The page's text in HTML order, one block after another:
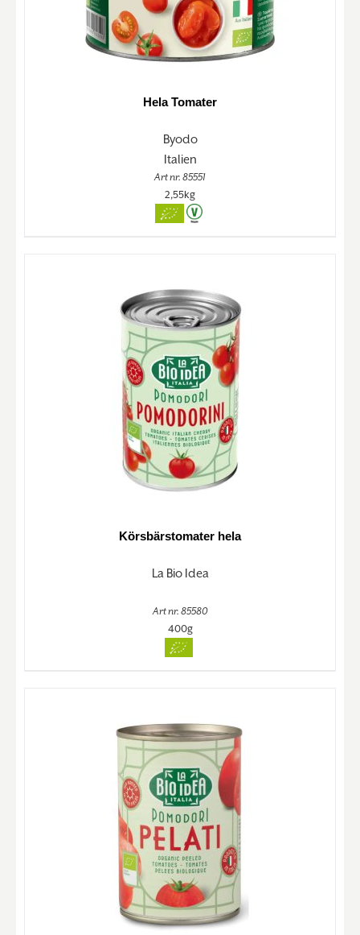
Hela Tomater
Byodo
Italien
Art nr. 85551
2,55kg
Körsbärstomater hela
La Bio Idea
Art nr. 85580
400g